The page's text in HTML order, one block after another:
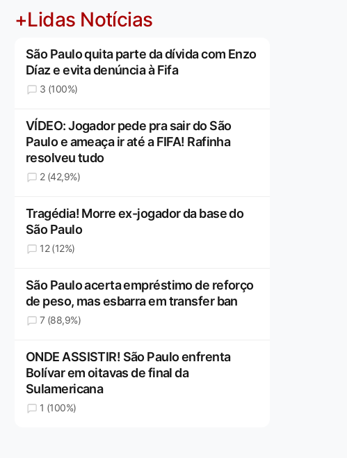
+Lidas Notícias
São Paulo quita parte da dívida com Enzo
Díaz e evita denúncia à Fifa
3 (100%)
VÍDEO: Jogador pede pra sair do São
Paulo e ameaça ir até a FIFA! Rafinha
resolveu tudo
2 (42,9%)
Tragédia! Morre ex-jogador da base do
São Paulo
12 (12%)
São Paulo acerta empréstimo de reforço
de peso, mas esbarra em transfer ban
7 (88,9%)
ONDE ASSISTIR! São Paulo enfrenta
Bolívar em oitavas de final da
Sulamericana
1 (100%)